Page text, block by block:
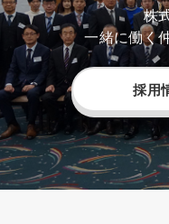
株
一緒に働く
採用